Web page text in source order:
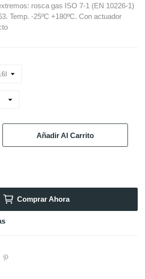
rosca gas ISO 7-1 (EN 10226-1)
Temp. -25ºC +180ºC. Con actuador
Añadir Al Carrito
Comprar Ahora